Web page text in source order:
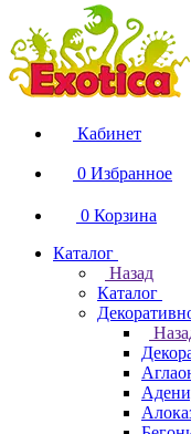
Кабинет
0 Избранное
0 Корзина
Каталог
Назад
Каталог